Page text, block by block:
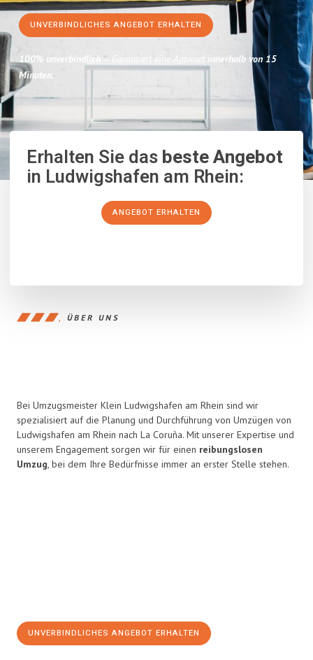
UNVERBINDLICHES ANGEBOT ERHALTEN
100% unverbindlich – Garantiert eine Antwort
innerhalb von 15
Minuten.
Erhalten Sie dasbeste Angebot
in Ludwigshafen am Rhein:
ANGEBOT ERHALTEN
ÜBER UNS
Bei Umzugsmeister Klein Ludwigshafen am Rhein sind wir
spezialisiert auf die Planung und Durchführung von Umzügen von
Ludwigshafen am Rhein nach La Coruña. Mit unserer Expertise und
unserem Engagement sorgen wir für einen reibungslosen
Umzug, bei dem Ihre Bedürfnisse immer an erster Stelle stehen.
UNVERBINDLICHES ANGEBOT ERHALTEN